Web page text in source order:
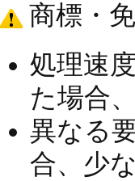
商標・
処理速
た場合
異なる
合、少